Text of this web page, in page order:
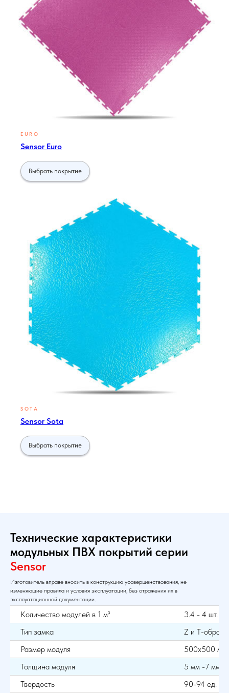
EURO
Sensor Euro
Выбрать покрытие
SOTA
Sensor Sota
Выбрать покрытие
Технические характеристики
модульных ПВХ покрытий серии
Sensor
Изготовитель вправе вносить в конструкцию усовершенствования, не
изменяющие правила и условия эксплуатации, без отражения их в
эксплуатационной документации.
Количество модулей в 1 м³
3.4 - 4 шт.
Тип замка
Z и T-
Размер модуля
500х500 мм
Толщина модуля
5 мм -7 мм
Твердость
90-94 ед.